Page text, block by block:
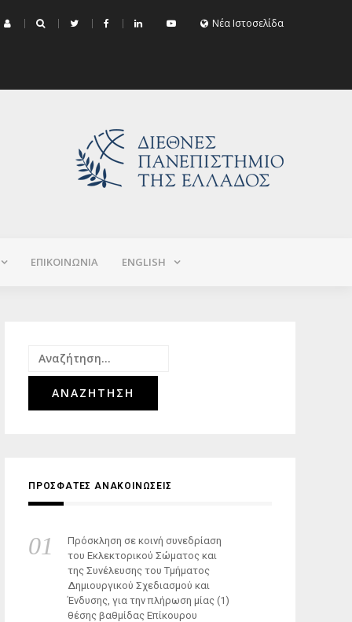
Εξεταστικής Σεπτεμβρίου 2026 (Χειμερινό+Εαρινό 2025-2026)
Νέα Ιστοσελίδα
ΕΠΙΚΟΙΝΩΝΙΑ ΕNGLISH
Αναζήτηση
για:
ΠΡΟΣΦΑΤΕΣ ΑΝΑΚΟΙΝΩΣΕΙΣ
Πρόσκληση σε κοινή συνεδρίαση
του Εκλεκτορικού Σώματος και
της Συνέλευσης του Τμήματος
Δημιουργικού Σχεδιασμού και
Ένδυσης, για την πλήρωση μίας (1)
θέσης βαθμίδας Επίκουρου